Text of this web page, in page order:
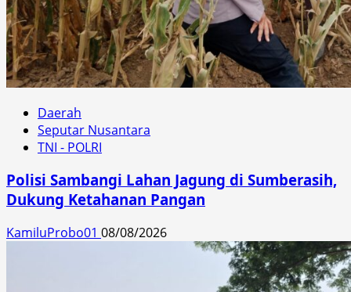
Daerah
Seputar Nusantara
TNI - POLRI
Polisi Sambangi Lahan Jagung di Sumberasih,
Dukung Ketahanan Pangan
KamiluProbo01 08/08/2026